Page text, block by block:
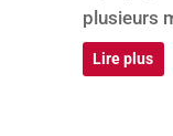
plusieurs
Lire plus